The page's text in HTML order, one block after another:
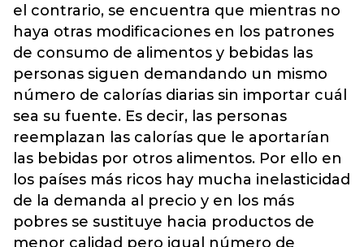
el contrario, se encuentra que mientras no
haya otras modificaciones en los patrones
de consumo de alimentos y bebidas las
personas siguen demandando un mismo
número de calorías diarias sin importar cuál
sea su fuente. Es decir, las personas
reemplazan las calorías que le aportarían
las bebidas por otros alimentos. Por ello en
los países más ricos hay mucha inelasticidad
de la demanda al precio y en los más
pobres se sustituye hacia productos de
menor calidad pero igual número de